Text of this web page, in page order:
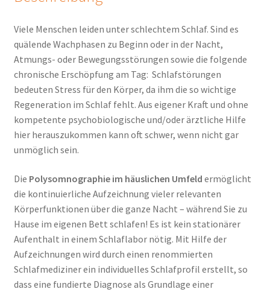
Viele Menschen leiden unter schlechtem Schlaf. Sind es
quälende Wachphasen zu Beginn oder in der Nacht,
Atmungs- oder Bewegungsstörungen sowie die folgende
chronische Erschöpfung am Tag: Schlafstörungen
bedeuten Stress für den Körper, da ihm die so wichtige
Regeneration im Schlaf fehlt. Aus eigener Kraft und ohne
kompetente psychobiologische und/oder ärztliche Hilfe
hier herauszukommen kann oft schwer, wenn nicht gar
unmöglich sein.
Die Polysomnographie im häuslichen Umfeld ermöglicht
die kontinuierliche Aufzeichnung vieler relevanten
Körperfunktionen über die ganze Nacht – während Sie zu
Hause im eigenen Bett schlafen! Es ist kein stationärer
Aufenthalt in einem Schlaflabor nötig. Mit Hilfe der
Aufzeichnungen wird durch einen renommierten
Schlafmediziner ein individuelles Schlafprofil erstellt, so
dass eine fundierte Diagnose als Grundlage einer